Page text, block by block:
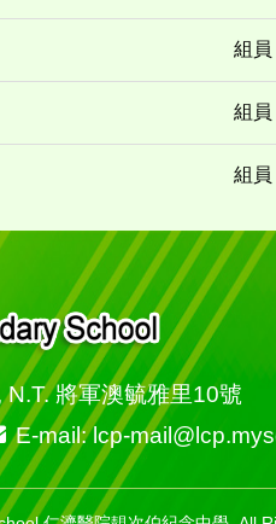
組員
組員
組員
將軍澳毓雅里10號
E-mail: lcp-